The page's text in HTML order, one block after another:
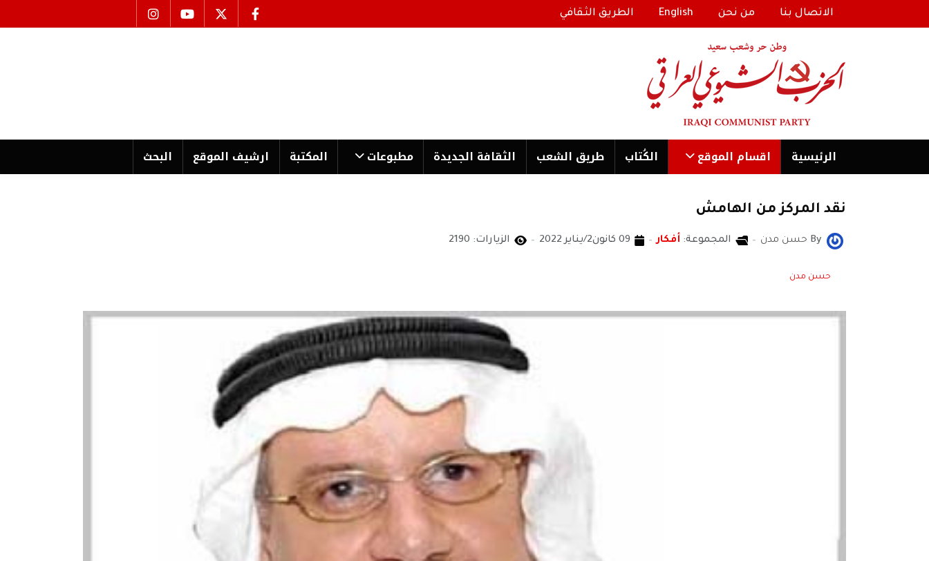
الاتصال بنا من نحن English الطريق الثقافي
الرئیسية اقسام الموقع الكُتاب طریق الشعب الثقافة الجدیدة مطبوعات المكتبة ارشیف الموقع البحث
نقد المركز من الهامش
By حسن مدن المجموعة: أفكار 09 كانون2/يناير 2022 الزيارات: 2190
حسن مدن